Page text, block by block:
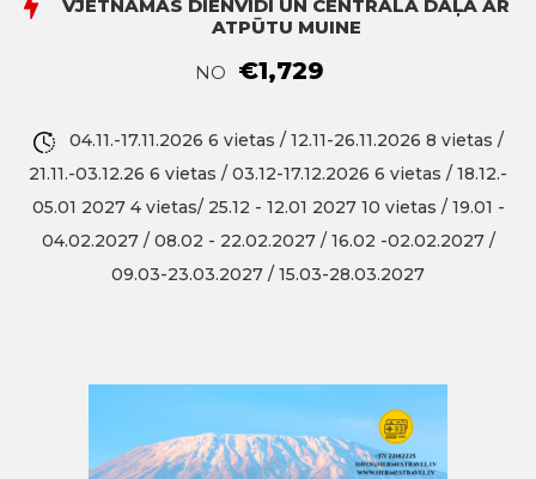
VJETNAMAS DIENVIDI UN CENTRĀLA DAĻA AR
ATPŪTU MUINE
NO
€1,729
04.11.-17.11.2026 6 vietas / 12.11-26.11.2026 8 vietas /
21.11.-03.12.26 6 vietas / 03.12-17.12.2026 6 vietas / 18.12.-
05.01 2027 4 vietas/ 25.12 - 12.01 2027 10 vietas / 19.01 -
04.02.2027 / 08.02 - 22.02.2027 / 16.02 -02.02.2027 /
09.03-23.03.2027 / 15.03-28.03.2027